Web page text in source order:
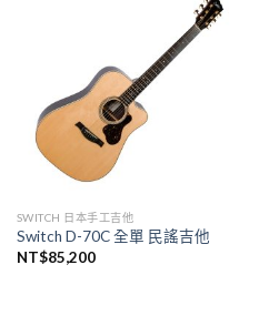
SWITCH 日本手工吉他
Switch D-70C 全單 民謠吉他
NT$85,200